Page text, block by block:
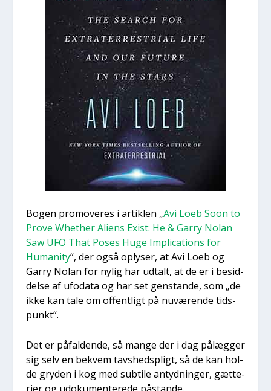
Bogen prom­ove­res i artik­len „Avi Loeb Soon to
Prove Whet­her Ali­ens Exist: He & Gar­ry Nolan
Saw UFO That Poses Huge Impli­ca­tions for
Huma­ni­ty“, der også oply­ser, at Avi Loeb og
Gar­ry Nolan for nylig har udtalt, at de er i besid­
del­se af ufo­da­ta og har set gen­stan­de, som „de
ikke kan tale om offent­ligt på nuvæ­ren­de tids­
punkt“.
Det er påfal­den­de, så man­ge der i dag pålæg­ger
sig selv en bekvem tavs­heds­pligt, så de kan hol­
de gry­den i kog med sub­ti­le antyd­nin­ger, gæt­te­